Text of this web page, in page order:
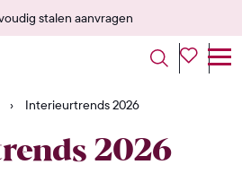
stalen aanvragen
› Interieurtrends 2026
2026